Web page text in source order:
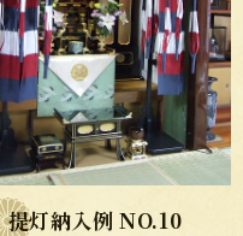
提灯納入例 NO.10